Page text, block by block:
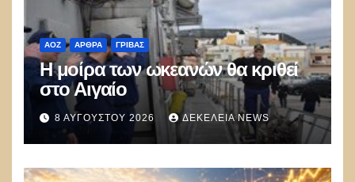
ΑΟΖ ΑΡΘΡΑ ΓΡΊΒΑΣ
Η μοίρα των ωκεανών θα κριθεί
στο Αιγαίο
8 ΑΥΓΟΎΣΤΟΥ 2026 ΔΕΚΈΛΕΙΑ NEWS